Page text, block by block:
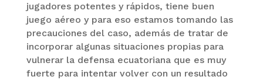
jugadores potentes y rápidos, tiene buen
juego aéreo y para eso estamos tomando las
precauciones del caso, además de tratar de
incorporar algunas situaciones propias para
vulnerar la defensa ecuatoriana que es muy
fuerte para intentar volver con un resultado